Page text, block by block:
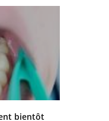
bientôt